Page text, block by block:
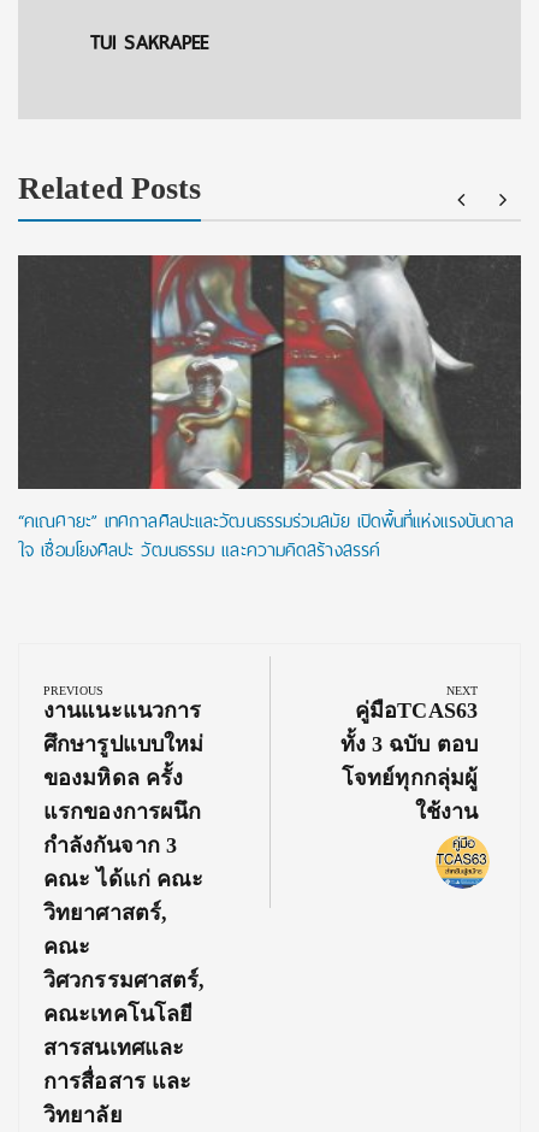
TUI SAKRAPEE
Related Posts
“คเณศายะ” เทศกาลศิลปะและวัฒนธรรมร่วมสมัย เปิดพื้นที่แห่งแรงบันดาล
ใจ เชื่อมโยงศิลปะ วัฒนธรรม และความคิดสร้างสรรค์
navigation
PREVIOUS
Previous
Post:
งานแนะแนวการ
ศึกษารูปแบบใหม่
ของมหิดล ครั้ง
แรกของการผนึก
กำลังกันจาก 3
คณะ ได้แก่ คณะ
วิทยาศาสตร์,
คณะ
วิศวกรรมศาสตร์,
คณะเทคโนโลยี
สารสนเทศและ
การสื่อสาร และ
วิทยาลัย
NEXT
Next
Post:
คู่มือTCAS63
ทั้ง 3 ฉบับ ตอบ
โจทย์ทุกกลุ่มผู้
ใช้งาน